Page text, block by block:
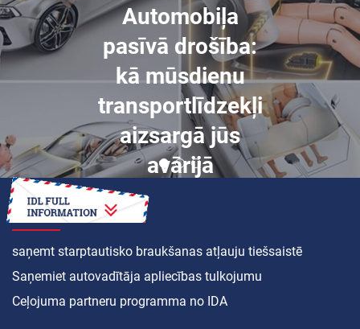
Automobiļa
pasīvā drošība:
kā mūsdienu
transportlīdzekļi
aizsargā jūs
avārijā
KĀ
saņemt starptautisko braukšanas atļauju tiešsaistē
Saņemiet autovadītāja apliecības tulkojumu
Ceļojuma partneru programma no IDA